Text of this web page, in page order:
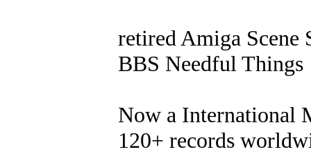
retired Amiga Scene
BBS Needful Things
Now a International
120+ records